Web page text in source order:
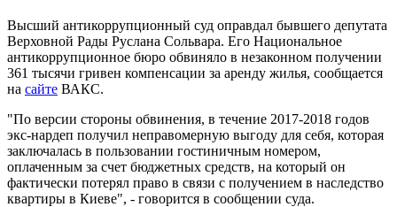
Высший антикоррупционный суд оправдал бывшего депутата
Верховной Рады Руслана Сольвара. Его Национальное
антикоррупционное бюро обвиняло в незаконном получении
361 тысячи гривен компенсации за аренду жилья, сообщается
на сайте ВАКС.
"По версии стороны обвинения, в течение 2017-2018 годов
экс-нардеп получил неправомерную выгоду для себя, которая
заключалась в пользовании гостиничным номером,
оплаченным за счет бюджетных средств, на который он
фактически потерял право в связи с получением в наследство
квартиры в Киеве", - говорится в сообщении суда.